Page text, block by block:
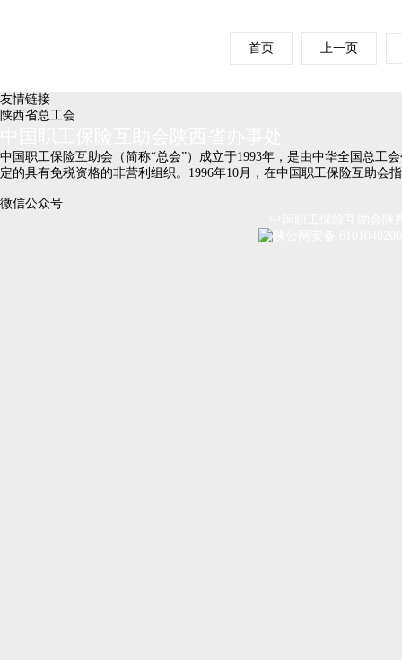
首页 上一页
友情链接
陕西省总工会
中国职工保险互助会（简称“总会”）成立于1993年，是由中华全国总
定的具有免税资格的非营利组织。1996年10月，在中国职工保险互助
微信公众号